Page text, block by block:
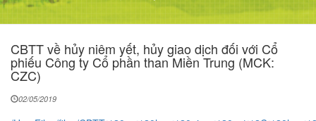
CBTT về hủy niêm yết, hủy giao dịch đối với Cổ
phiếu Công ty Cổ phần than Miền Trung (MCK:
CZC)
02/05/2019